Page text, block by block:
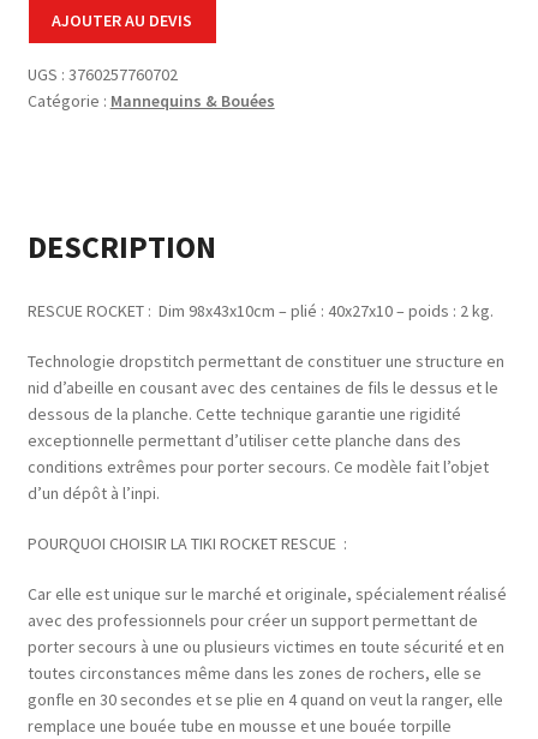
AJOUTER AU DEVIS
UGS : 3760257760702
Catégorie : Mannequins & Bouées
DESCRIPTION
RESCUE ROCKET : Dim 98x43x10cm – plié : 40x27x10 – poids : 2 kg.
Technologie dropstitch permettant de constituer une structure en
nid d’abeille en cousant avec des centaines de fils le dessus et le
dessous de la planche. Cette technique garantie une rigidité
exceptionnelle permettant d’utiliser cette planche dans des
conditions extrêmes pour porter secours. Ce modèle fait l’objet
d’un dépôt à l’inpi.
POURQUOI CHOISIR LA TIKI ROCKET RESCUE :
Car elle est unique sur le marché et originale, spécialement réalisé
avec des professionnels pour créer un support permettant de
porter secours à une ou plusieurs victimes en toute sécurité et en
toutes circonstances même dans les zones de rochers, elle se
gonfle en 30 secondes et se plie en 4 quand on veut la ranger, elle
remplace une bouée tube en mousse et une bouée torpille